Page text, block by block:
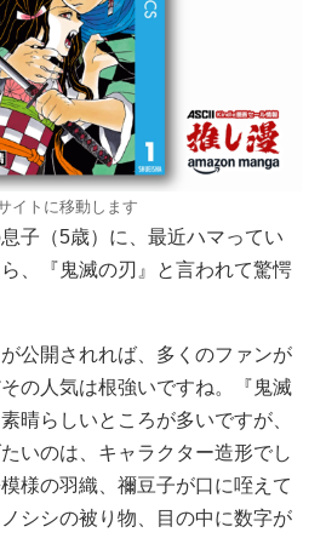
イトに移動します
子（5歳）に、最近ハマってい
、『鬼滅の刃』と言われて驚愕
公開されれば、多くのファンが
の人気は根強いですね。『鬼滅
晴らしいところが多いですが、
いのは、キャラクター造形でし
様の羽織、禰豆子が口に咥えて
シシの被り物、目の中に数字が